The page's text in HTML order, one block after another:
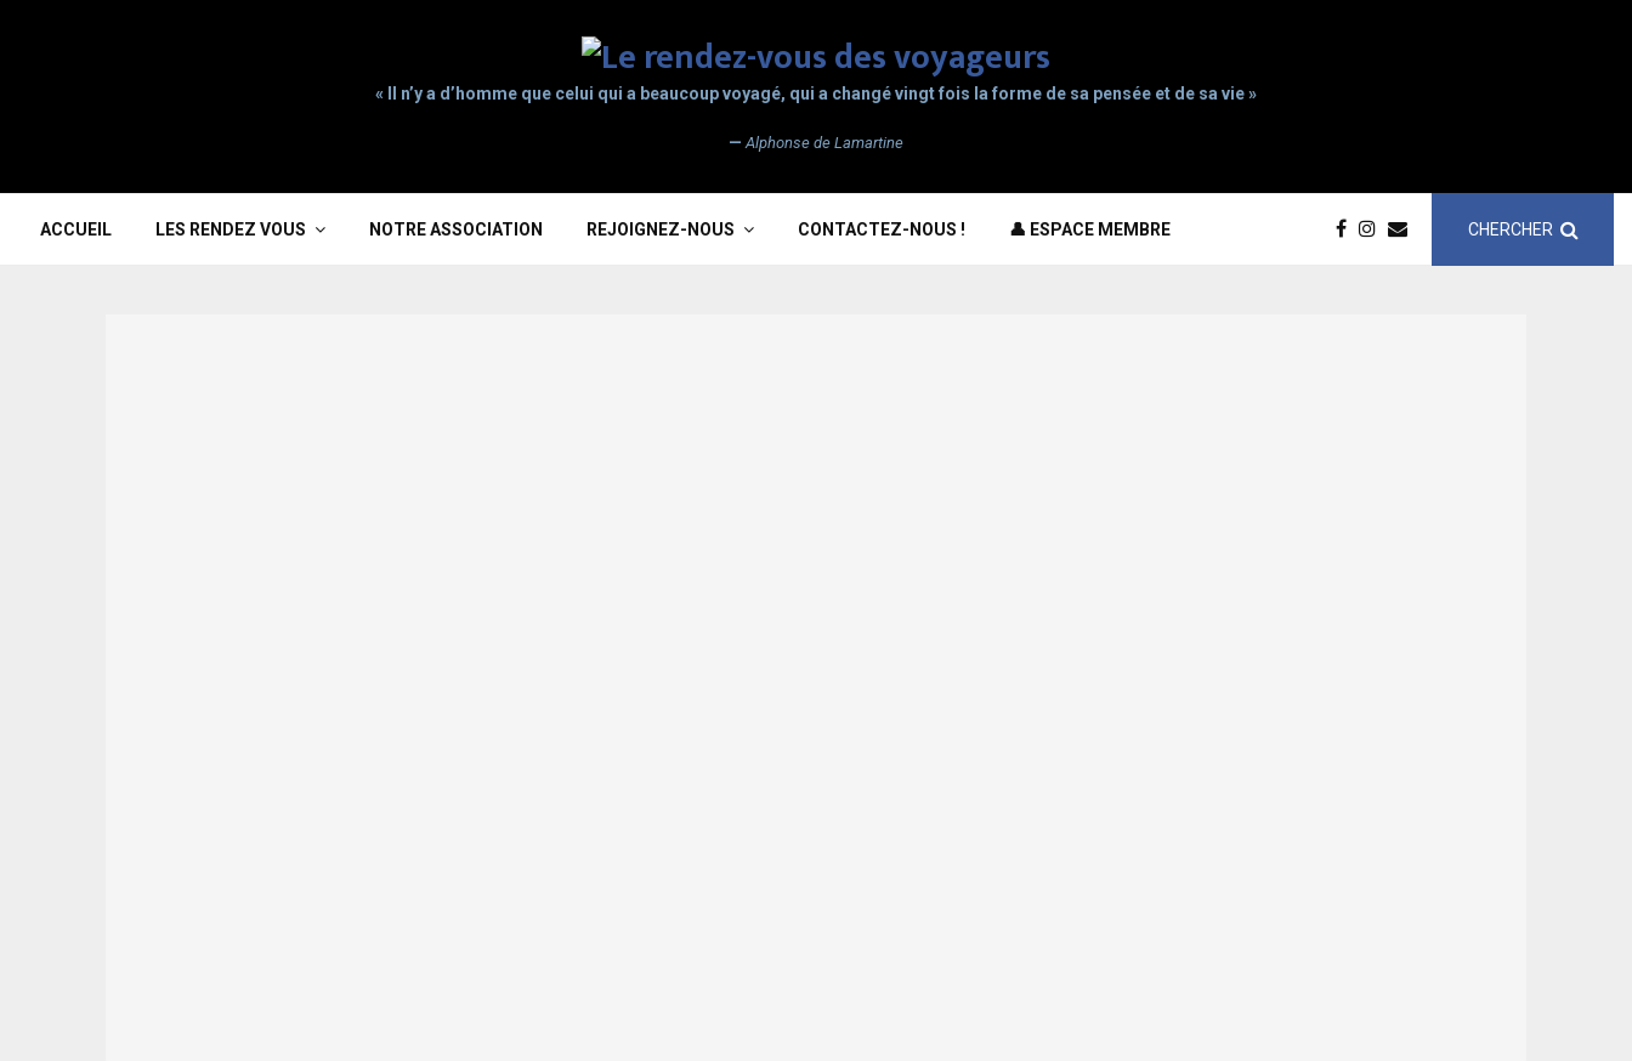
« Il n’y a d’homme que celui qui a beaucoup voyagé, qui a changé vingt fois la forme de sa pensée et de sa vie »
— Alphonse de Lamartine
ACCUEIL LES RENDEZ VOUS NOTRE ASSOCIATION REJOIGNEZ-NOUS CONTACTEZ-NOUS ! 👤 ESPACE MEMBRE CHERCHER